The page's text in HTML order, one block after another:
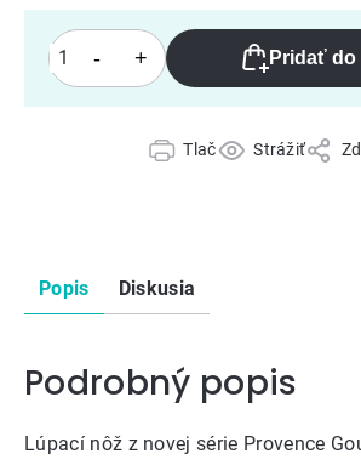
Pridať do
Tlač Strážiť
Popis Diskusia
Podrobný popis
Lúpací nôž z novej série Provence